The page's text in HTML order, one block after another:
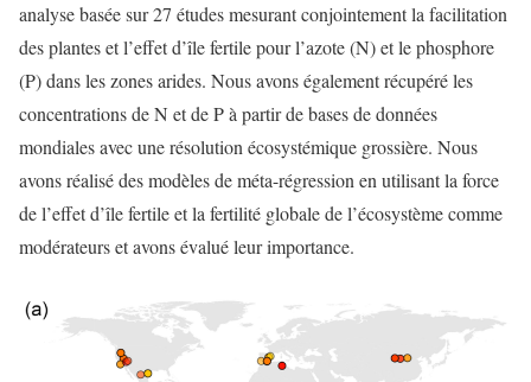
analyse basée sur 27 études mesurant conjointement la facilitation
des plantes et l’effet d’île fertile pour l’azote (N) et le phosphore
(P) dans les zones arides. Nous avons également récupéré les
concentrations de N et de P à partir de bases de données
mondiales avec une résolution écosystémique grossière. Nous
avons réalisé des modèles de méta-régression en utilisant la force
de l’effet d’île fertile et la fertilité globale de l’écosystème comme
modérateurs et avons évalué leur importance.